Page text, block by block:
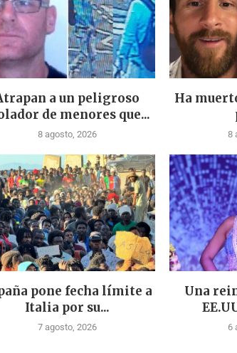
a un peligroso
de menores que...
8 agosto, 2026
Ha
8
pone fecha límite a
Italia por su...
7 agosto, 2026
Una
6